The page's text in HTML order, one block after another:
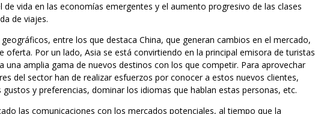
vida en las economías emergentes y el aumento progresivo de las clases
de viajes.
entre los que destaca China, que generan cambios en el mercado,
oferta. Por un lado, Asia se está convirtiendo en la principal emisora de turistas
amplia gama de nuevos destinos con los que competir. Para aprovechar
del sector han de realizar esfuerzos por conocer a estos nuevos clientes,
y preferencias, dominar los idiomas que hablan estas personas, etc.
las comunicaciones con los mercados potenciales, al tiempo que la